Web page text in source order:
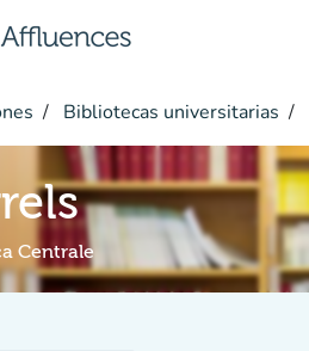
Bibliotecas universitarias
Centrale